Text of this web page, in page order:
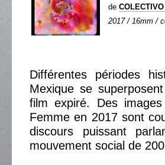
de
2017 / 16mm /
Différentes périodes
Mexique se
film expiré. Des
Femme en 2017 sont
discours puissant
mouvement social de